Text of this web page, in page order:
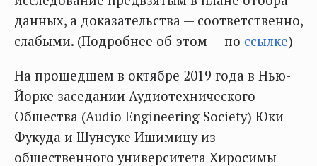
данных, а доказательства — соответственно,
слабыми. (Подробнее об этом — по ссылке)
На прошедшем в октябре 2019 года в Нью-
Йорке заседании Аудиотехнического
Общества (Audio Engineering Society) Юки
Фукуда и Шунсуке Ишимицу из
общественного университета Хиросимы